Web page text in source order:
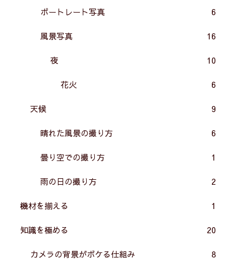
ポートレート写真 6
風景写真 16
夜 10
花火 6
天候 9
晴れた風景の撮り方 6
曇り空での撮り方 1
雨の日の撮り方 2
機材を揃える 1
知識を極める 20
カメラの背景がボケる仕組み 8